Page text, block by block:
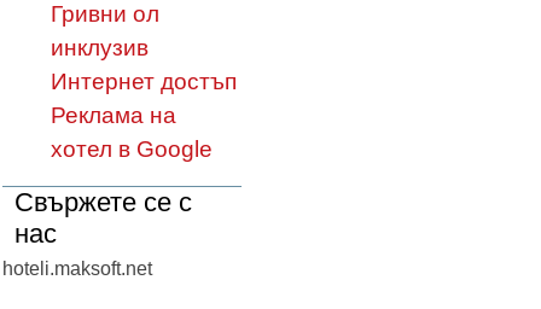
Гривни ол
инклузив
Интернет достъп
Реклама на
хотел в Google
Свържете се с
нас
hoteli.maksoft.net